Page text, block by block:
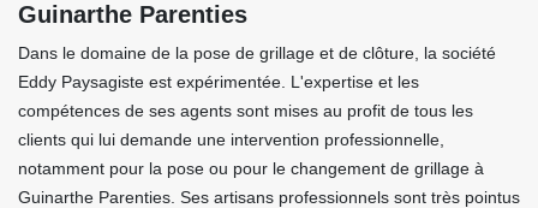
Guinarthe Parenties
Dans le domaine de la pose de grillage et de clôture, la société
Eddy Paysagiste est expérimentée. L'expertise et les
compétences de ses agents sont mises au profit de tous les
clients qui lui demande une intervention professionnelle,
notamment pour la pose ou pour le changement de grillage à
Guinarthe Parenties. Ses artisans professionnels sont très pointus